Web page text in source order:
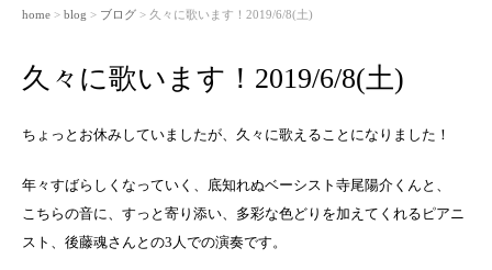
home > blog > ブログ > 久々に歌います！2019/6/8(土)
久々に歌います！2019/6/8(土)
ちょっとお休みしていましたが、久々に歌えることになりました！
年々すばらしくなっていく、底知れぬベーシスト寺尾陽介くんと、
こちらの音に、すっと寄り添い、多彩な色どりを加えてくれるピアニ
スト、後藤魂さんとの3人での演奏です。